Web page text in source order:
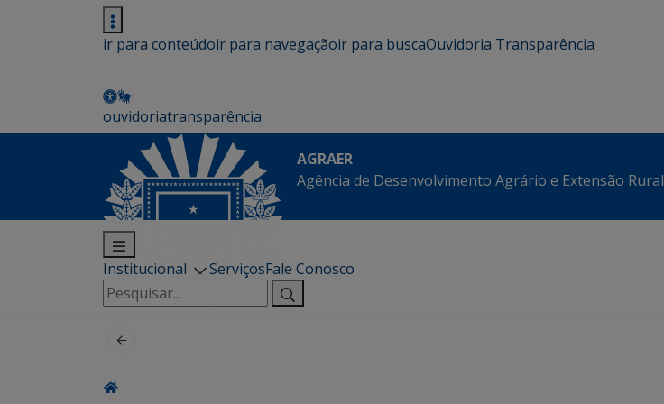
ir para conteúdoir para navegaçãoir para buscaOuvidoria Transparência
ouvidoriatransparência
AGRAER
Agência de Desenvolvimento Agrário e Extensão Rural
Institucional ServiçosFale Conosco
Pesquisar
por: